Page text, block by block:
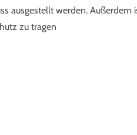
ausgestellt werden.
zu tragen